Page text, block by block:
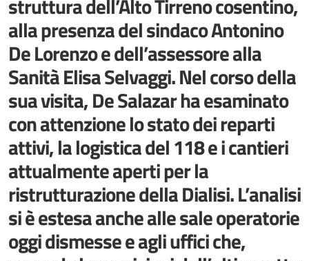
struttura dell’Alto Tirreno cosentino,
alla presenza del sindaco Antonino
De Lorenzo e dell’assessore alla
Sanità Elisa Selvaggi. Nel corso della
sua visita, De Salazar ha esaminato
con attenzione lo stato dei reparti
attivi, la logistica del 118 e i cantieri
attualmente aperti per la
ristrutturazione della Dialisi. L’analisi
si è estesa anche alle sale operatorie
oggi dismesse e agli uffici che,